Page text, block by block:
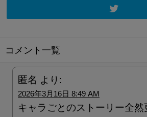
コメント一覧
匿名 より:
2026年3月16日 8:49 AM
キャラごとのストーリー全然